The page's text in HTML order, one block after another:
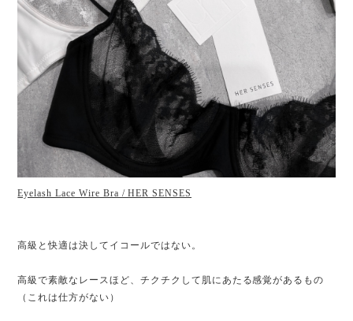
Eyelash Lace Wire Bra / HER SENSES
高級と快適は決してイコールではない。
高級で素敵なレースほど、チクチクして肌にあたる感覚があるもの
（これは仕方がない）